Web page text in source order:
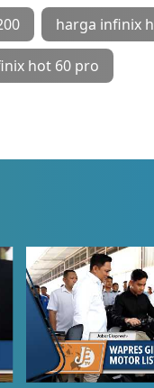
harga infinix
hot 60 pro